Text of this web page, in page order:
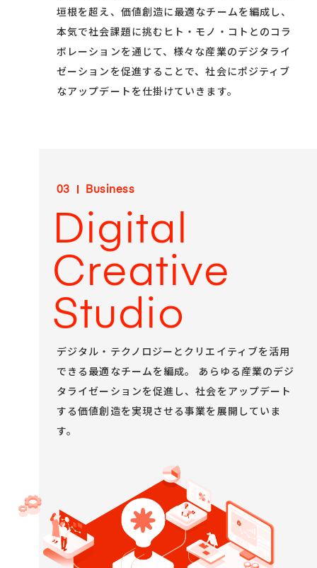
垣根を超え、価値創造に最適なチームを編成し、
本気で社会課題に挑むヒト・モノ・コトとのコラ
ボレーションを通じて、様々な産業のデジタライ
ゼーションを促進することで、社会にポジティブ
なアップデートを仕掛けていきます。
03 Business
Digital
Creative
Studio
デジタル・テクノロジーとクリエイティブを活⽤
できる最適なチームを編成。
あらゆる産業のデジ
タライゼーションを促進し、社会をアップデート
する価値創造を実現させる事業を展開していま
す。